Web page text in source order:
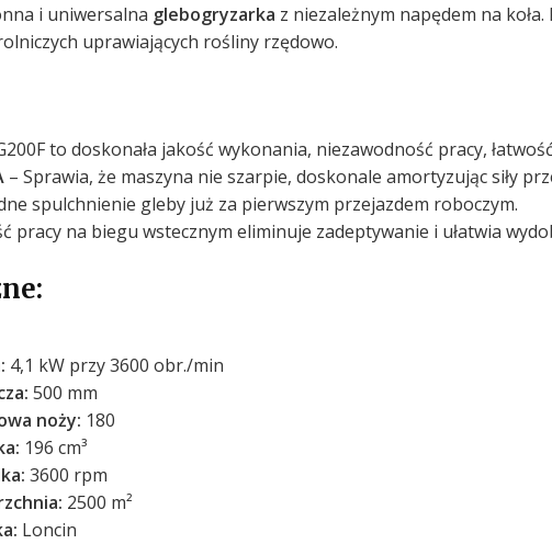
i uniwersalna glebogryzarka z niezależnym napędem na
uprawiających rośliny rzędowo.
to doskonała jakość wykonania, niezawodność pracy,
– Sprawia, że maszyna nie szarpie, doskonale amortyzując siły
spulchnienie gleby już za pierwszym przejazdem roboczym.
pracy na biegu wstecznym eliminuje zadeptywanie i ułatwia
: 4,1 kW przy 3600 obr./min
: 500 mm
noży: 180
: 196 cm³
: 3600 rpm
: 2500 m²
: Loncin